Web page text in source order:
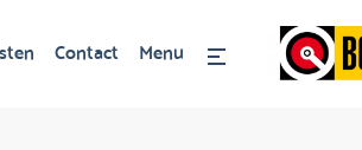
Contact Menu